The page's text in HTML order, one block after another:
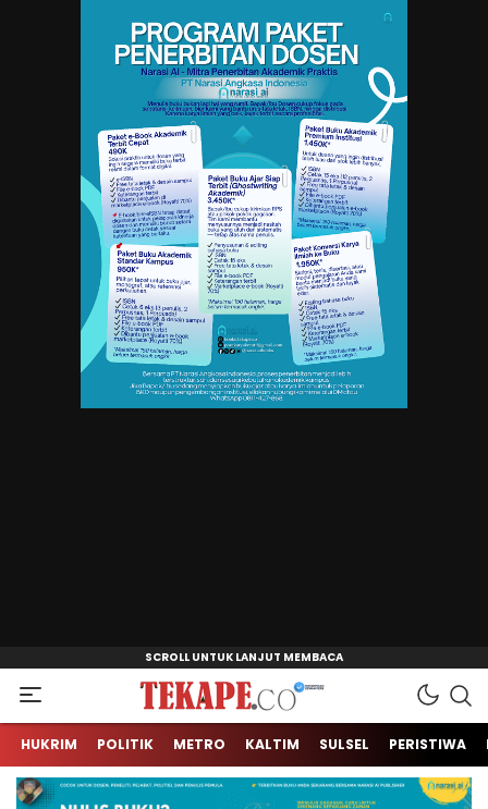
Tekape.co
Jendela Informasi Kita
HUKRIM POLITIK METRO KALTIM SULSEL PERISTIWA